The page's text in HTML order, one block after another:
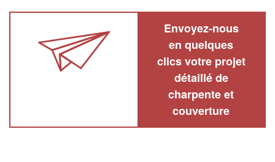
Envoyez-nous
en quelques
clics votre projet
détaillé de
charpente et
couverture